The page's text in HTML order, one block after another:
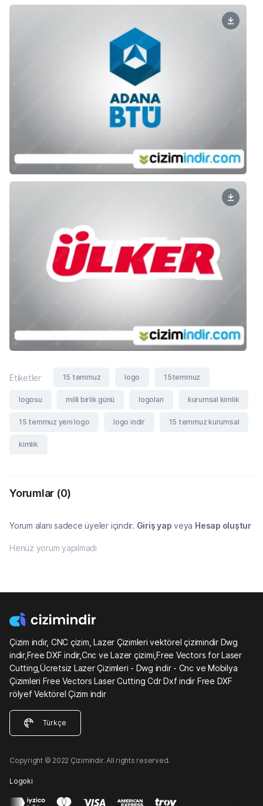
Etiketler 15 temmuz logo 15temmuz
logosu milli birlik günü logoları kurumsal kimlik
15 temmuz yeni logo logo indir 15 temmuz kurumsal
kimlik
Yorumlar (0)
Yorum alanı sadece üyeler içindir. Giriş yap veya Hesap oluştur
Henüz yorum yapılmadı
Çizim indir, CNC çizim, Lazer Çizimleri vektörel çizimindir Dwg
indir,Free DXF indir,Cnc ve Lazer çizimi,Free Vectors for Laser
Cutting,Ücretsiz Lazer Çizimleri - Dwg indir - Cnc ve Mobilya
Çizimleri Free Vectors Laser Cutting Cdr Dxf indir Free DXF
rölyef Vektörel Çizim indir
Türkçe
Copyright © 2022 Çizimindir. All rights reserved.
Logoki